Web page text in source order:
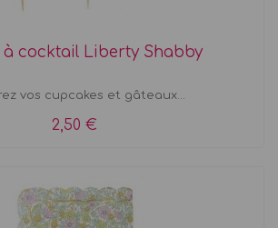
à cocktail Liberty Shabby
vos cupcakes et gâteaux...
2,50 €